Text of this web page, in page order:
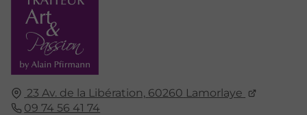
23 Av. de la Libération, 60260 Lamorlaye
09 74 56 41 74